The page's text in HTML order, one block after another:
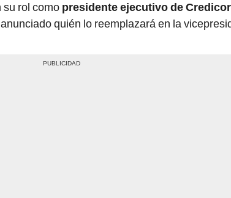
su rol como presidente ejecutivo de
quién lo reemplazará en la